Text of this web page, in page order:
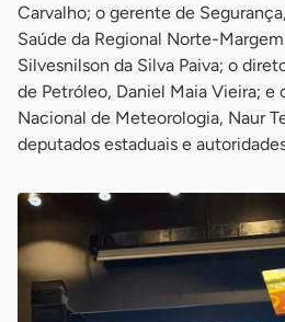
Carvalho; o gerente de
Saúde da Regional Norte-
Silvesnilson da Silva Paiva; o
de Petróleo, Daniel Maia Vieira;
Nacional de Meteorologia, Naur
deputados estaduais e